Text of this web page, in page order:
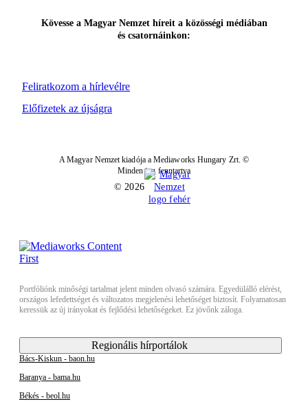
Feliratkozom a hírlevélre
Kövesse a Magyar Nemzet híreit a közösségi médiában
és csatornáinkon:
Előfizetek az újságra
A Magyar Nemzet kiadója a Mediaworks Hungary Zrt. ©
Minden jog fenntartva
© 2026
Portfóliónk minőségi tartalmat jelent minden olvasó számára. Egyedülálló elérést,
országos lefedettséget és változatos megjelenési lehetőséget biztosít. Folyamatosan
keressük az új irányokat és fejlődési lehetőségeket. Ez jövőnk záloga.
Regionális hírportálok
Bács-Kiskun - baon.hu
Baranya - bama.hu
Békés - beol.hu